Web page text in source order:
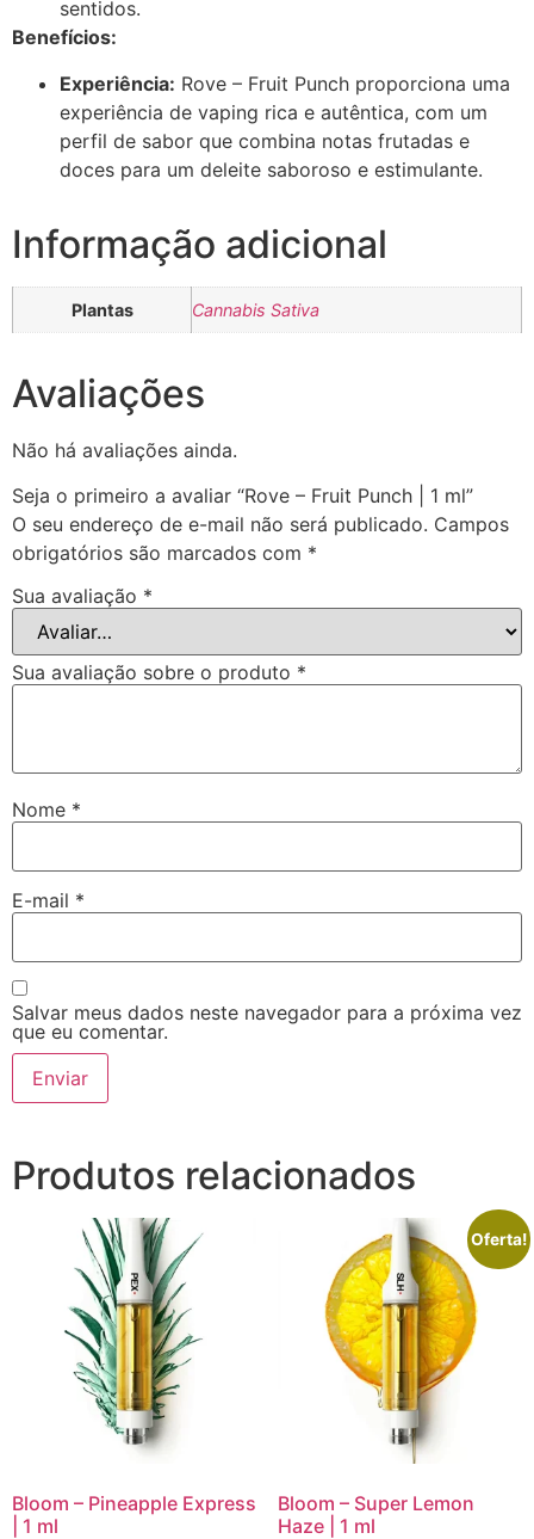
sentidos.
Benefícios:
Experiência: Rove – Fruit Punch proporciona uma
experiência de vaping rica e autêntica, com um
perfil de sabor que combina notas frutadas e
doces para um deleite saboroso e estimulante.
Informação adicional
Plantas Cannabis Sativa
Avaliações
Não há avaliações ainda.
Seja o primeiro a avaliar “Rove – Fruit Punch | 1 ml”
O seu endereço de e-mail não será publicado. Campos
obrigatórios são marcados com *
Sua avaliação *
Sua avaliação sobre o produto *
Nome *
E-mail *
Salvar meus dados neste navegador para a próxima vez
que eu comentar.
Produtos relacionados
Bloom – Pineapple Express
| 1 ml
Oferta!
Bloom – Super Lemon
Haze | 1 ml